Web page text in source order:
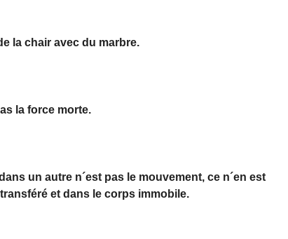
la chair avec du marbre.
la force morte.
un autre n´est pas le mouvement, ce n´en est
et dans le corps immobile.